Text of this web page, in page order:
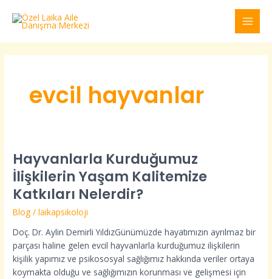
atla
evcil hayvanlar
Hayvanlarla Kurduğumuz
İlişkilerin Yaşam Kalitemize
Katkıları Nelerdir?
Blog /laikapsikoloji
Doç. Dr. Aylin Demirli YıldızGünümüzde hayatımızın ayrılmaz bir
parçası haline gelen evcil hayvanlarla kurduğumuz ilişkilerin
kişilik yapımız ve psikososyal sağlığımız hakkında veriler ortaya
koymakta olduğu ve sağlığımızın korunması ve gelişmesi için
Hayvanlarla
Kurduğumuz
İlişkilerin
Yaşam
Kalitemize
Nelerdir?